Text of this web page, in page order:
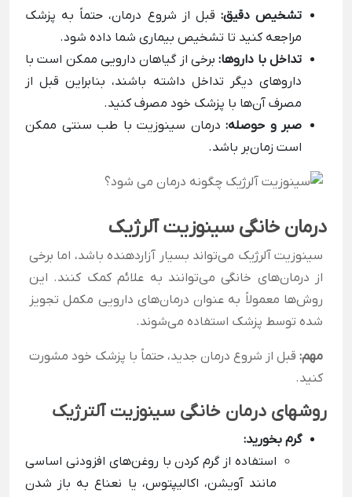
تشخیص دقیق: قبل از شروع درمان، حتماً به پزشک
مراجعه کنید تا تشخیص بیماری شما داده شود.
تداخل با داروها: برخی از گیاهان دارویی ممکن است با
داروهای دیگر تداخل داشته باشند، بنابراین قبل از
مصرف آن‌ها با پزشک خود مصرف کنید.
صبر و حوصله: درمان سینوزیت با طب سنتی ممکن
است زمان‌بر باشد.
درمان خانگی سینوزیت آلرژیک
سینوزیت آلرژیک می‌تواند بسیار آزاردهنده باشد، اما برخی
از درمان‌های خانگی می‌توانند به علائم کمک کنند. این
روش‌ها معمولاً به عنوان درمان‌های دارویی مکمل تجویز
شده توسط پزشک استفاده می‌شوند.
مهم: قبل از شروع درمان جدید، حتماً با پزشک خود مشورت
کنید.
روشهای درمان خانگی سینوزیت آلترژیک
گرم بخورید:
استفاده از گرم کردن با روغن‌های افزودنی اساسی
مانند آویشن، اکالیپتوس، یا نعناع به باز شدن